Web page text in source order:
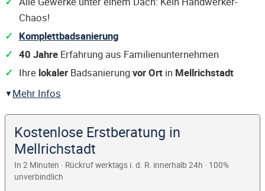
Chaos!
Komplettbadsanierung
40 Jahre Erfahrung aus Familienunternehmen
Ihre lokaler Badsanierungvor Ort in Mellrichstadt
Mehr Infos
Kostenlose Erstberatung in
Mellrichstadt
In 2 Minuten · Rückruf werktags i. d. R. innerhalb 24h · 100%
unverbindlich